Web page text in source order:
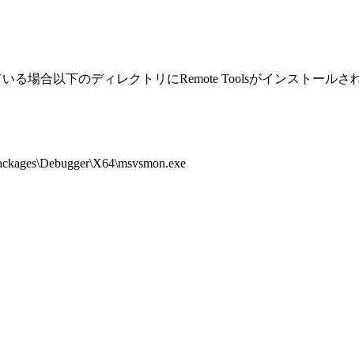
場合以下のディレクトリにRemote Toolsがインストールさ